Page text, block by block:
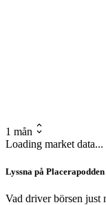
1 mån
Loading market data...
Lyssna på Placerapodden
Vad driver börsen just